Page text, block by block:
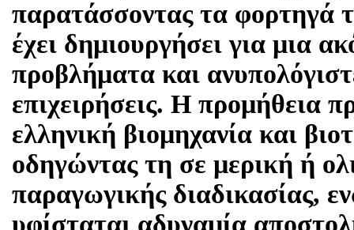
παρατάσσοντας τα φορτηγά
έχει δημιουργήσει για μια
προβλήματα και
επιχειρήσεις. Η προμήθεια
ελληνική βιομηχανία και
οδηγώντας τη σε μερική ή
παραγωγικής διαδικασίας,